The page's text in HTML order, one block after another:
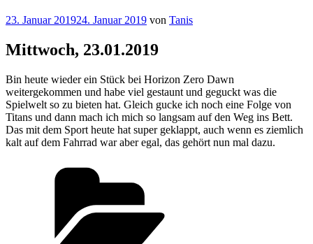
Veröffentlicht
23. Januar 201924. Januar 2019 von Tanis
Mittwoch, 23.01.2019
Bin heute wieder ein Stück bei Horizon Zero Dawn
weitergekommen und habe viel gestaunt und geguckt was die
Spielwelt so zu bieten hat. Gleich gucke ich noch eine Folge von
Titans und dann mach ich mich so langsam auf den Weg ins Bett.
Das mit dem Sport heute hat super geklappt, auch wenn es ziemlich
kalt auf dem Fahrrad war aber egal, das gehört nun mal dazu.